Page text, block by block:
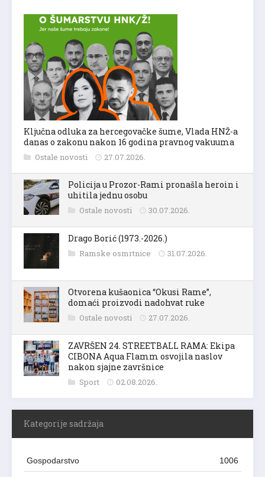
Ključna odluka za hercegovačke šume, Vlada HNŽ-a
danas o zakonu nakon 16 godina pravnog vakuuma
Ostale novosti 27.07.2026.
Policija u Prozor-Rami pronašla heroin i
uhitila jednu osobu
Ostale novosti 30.07.2026.
Drago Borić (1973.-2026.)
Ramske osmrtnice 31.07.2026.
Otvorena kušaonica “Okusi Rame”,
domaći proizvodi nadohvat ruke
Ostale novosti 27.07.2026.
ZAVRŠEN 24. STREETBALL RAMA: Ekipa
CIBONA Aqua Flamm osvojila naslov
nakon sjajne završnice
Sport 02.08.2026.
Kategorije sadržaja
Gospodarstvo 1006